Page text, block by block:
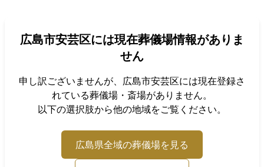
会社概要 店舗用地募集
広島市安芸区には現在葬儀場情報がありま
せん
申し訳ございませんが、 広島市安芸区には現在登録さ
れている葬儀場・斎場がありません。
以下の選択肢から他の地域をご覧ください。
広島県全域の葬儀場を見る